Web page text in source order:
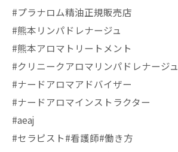
#プラナロム精油正規販売店
#熊本リンパドレナージュ
#熊本アロマトリートメント
#クリニークアロマリンパドレナージュ
#ナードアロマアドバイザー
#ナードアロマインストラクター
#aeaj
#セラピスト#看護師#働き方